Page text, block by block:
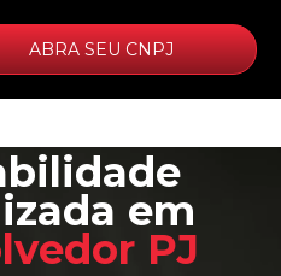
ABRA SEU CNPJ
bilidade
izada em
lvedor PJ